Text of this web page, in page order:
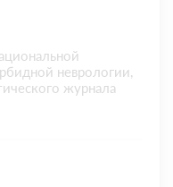
неврологии,
журнала